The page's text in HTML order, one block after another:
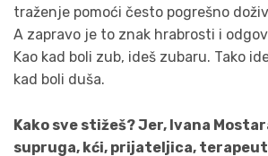
traženje pomoći često pogrešno
A zapravo je to znak hrabrosti i
Kao kad boli zub, ideš zubaru. Tako
kad boli duša.
Kako sve stižeš? Jer, Ivana
supruga, kći, prijateljica,